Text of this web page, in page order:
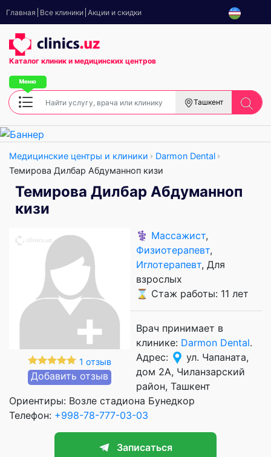
Главная Все клиники Акции и скидки
Каталог клиник и медицинских центров
Ташкент
Медицинские центры и клиники
Darmon Dental
Темирова Дилбар Абдуманноп кизи
Темирова Дилбар Абдуманноп
кизи
1 отзыв
Добавить отзыв
⚕️ Массажист,
Физиотерапевт,
Иглотерапевт, Для
взрослых
⌛ Стаж работы: 11 лет
Врач принимает в
клинике: Darmon Dental.
Адрес:
ул. Чапаната,
дом 2А, Чиланзарский
район, Ташкент
Ориентиры: Возле стадиона Бунедкор
Телефон: +998-78-777-03-03
Записаться